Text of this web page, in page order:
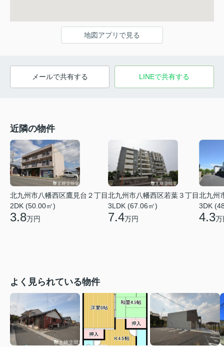
地図アプリで見る
メールで共有する LINEで共有する
近隣の物件
北九州市八幡西区鷹見台２丁目
2DK (50.00㎡)
3.8万円
北九州市八幡西区若葉３丁目
3LDK (67.06㎡)
7.4万円
北九州
3DK
4.3万
よく見られている物件